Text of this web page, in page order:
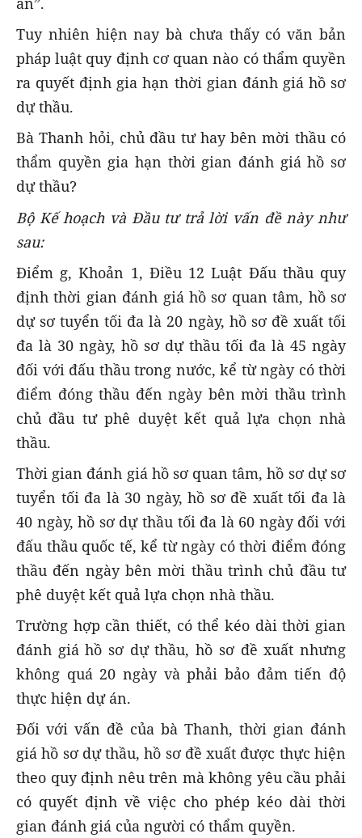
Tuy nhiên hiện nay bà chưa thấy có văn bản
pháp luật quy định cơ quan nào có thẩm quyền
ra quyết định gia hạn thời gian đánh giá hồ sơ
dự thầu.
Bà Thanh hỏi, chủ đầu tư hay bên mời thầu có
thẩm quyền gia hạn thời gian đánh giá hồ sơ
dự thầu?
Bộ Kế hoạch và Đầu tư trả lời vấn đề này như
sau:
Điểm g, Khoản 1, Điều 12 Luật Đấu thầu quy
định thời gian đánh giá hồ sơ quan tâm, hồ sơ
dự sơ tuyển tối đa là 20 ngày, hồ sơ đề xuất tối
đa là 30 ngày, hồ sơ dự thầu tối đa là 45 ngày
đối với đấu thầu trong nước, kể từ ngày có thời
điểm đóng thầu đến ngày bên mời thầu trình
chủ đầu tư phê duyệt kết quả lựa chọn nhà
thầu.
Thời gian đánh giá hồ sơ quan tâm, hồ sơ dự sơ
tuyển tối đa là 30 ngày, hồ sơ đề xuất tối đa là
40 ngày, hồ sơ dự thầu tối đa là 60 ngày đối với
đấu thầu quốc tế, kể từ ngày có thời điểm đóng
thầu đến ngày bên mời thầu trình chủ đầu tư
phê duyệt kết quả lựa chọn nhà thầu.
Trường hợp cần thiết, có thể kéo dài thời gian
đánh giá hồ sơ dự thầu, hồ sơ đề xuất nhưng
không quá 20 ngày và phải bảo đảm tiến độ
thực hiện dự án.
Đối với vấn đề của bà Thanh, thời gian đánh
giá hồ sơ dự thầu, hồ sơ đề xuất được thực hiện
theo quy định nêu trên mà không yêu cầu phải
có quyết định về việc cho phép kéo dài thời
gian đánh giá của người có thẩm quyền.